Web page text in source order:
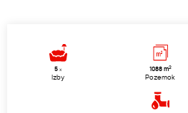
5x
Izby
1088 m2
Pozemok